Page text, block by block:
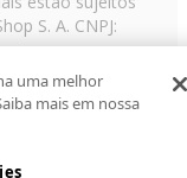
S. A. CNPJ:
Carandiru, São
3003-3728 ©
uma melhor
mais em nossa